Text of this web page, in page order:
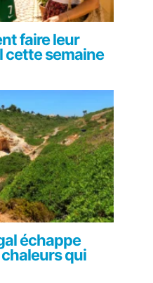
faire leur
cette semaine
échappe
qui